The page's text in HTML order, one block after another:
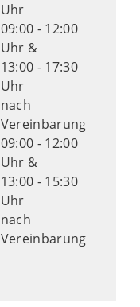
Uhr
09:00 - 12:00
Uhr &
13:00 - 17:30
Uhr
nach
Vereinbarung
09:00 - 12:00
Uhr &
13:00 - 15:30
Uhr
nach
Vereinbarung